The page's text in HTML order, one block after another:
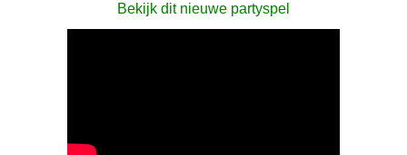
Bekijk dit nieuwe partyspel